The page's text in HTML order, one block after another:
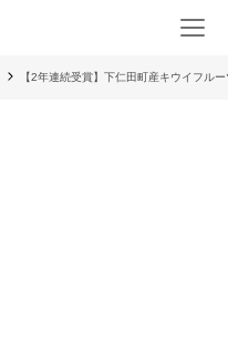
【2年連続受賞】下仁田町産キウイフルー